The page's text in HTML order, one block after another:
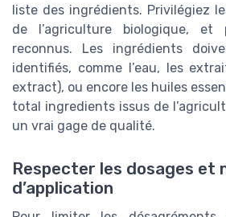
liste des ingrédients. Privilégiez
de l’agriculture biologique, et
reconnus. Les ingrédients
identifiés, comme l’eau, les
extract), ou encore les huiles
total ingredients issus de
un vrai gage de qualité.
Respecter les dosages et
d’application